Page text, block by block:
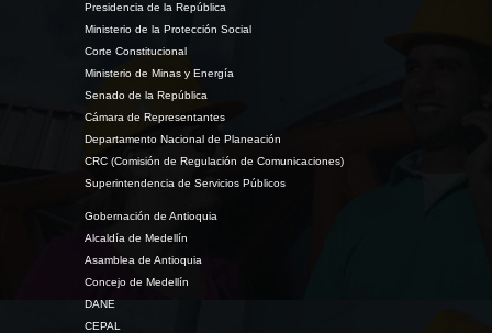
Presidencia de la República
Ministerio de la Protección Social
Corte Constitucional
Ministerio de Minas y Energía
Senado de la República
Cámara de Representantes
Departamento Nacional de Planeación
CRC (Comisión de Regulación de Comunicaciones)
Superintendencia de Servicios Públicos
Gobernación de Antioquia
Alcaldía de Medellín
Asamblea de Antioquia
Concejo de Medellín
DANE
CEPAL